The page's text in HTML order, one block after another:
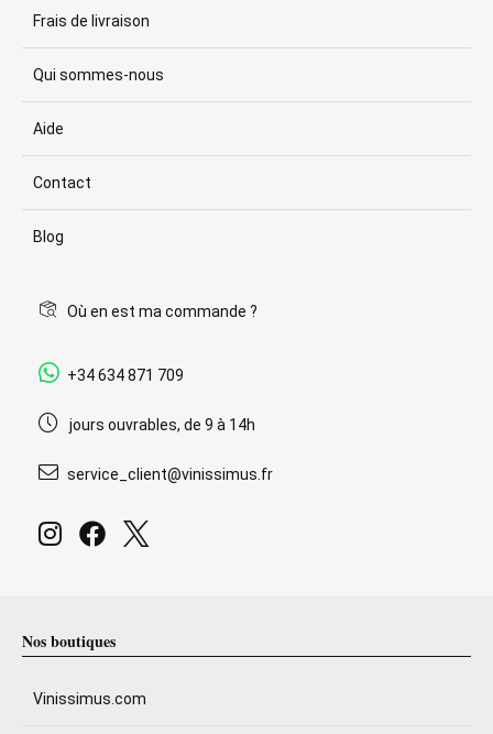
Frais de livraison
Qui sommes-nous
Aide
Contact
Blog
Où en est ma commande ?
+34 634 871 709
jours ouvrables, de 9 à 14h
service_client@vinissimus.fr
Nos boutiques
Vinissimus.com